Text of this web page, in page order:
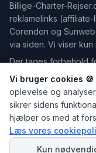
Billige-Charter-
reklamelinks
Corendon og
via siden. Vi viser
Der tages forbehold
© 2026Billige-
Dele af indholdet på
kunstig
Vi bruger cookies 🍪
oplevelse og
sikrer sidens
hjælper os med at
Læs vores
Kun